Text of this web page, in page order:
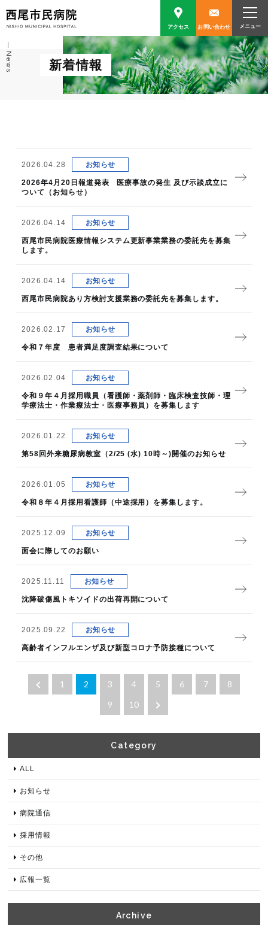
アクセス お問い合わせ
News 新着情報
2026.04.28 お知らせ
2026年4月20日報道発表 医療事故の発生 及び示談成立に
ついて（お知らせ）
2026.04.14 お知らせ
西尾市民病院医療情報システム更新事業業務の委託先を募集
します。
2026.04.14 お知らせ
西尾市民病院あり方検討支援業務の委託先を募集します。
2026.02.17 お知らせ
令和７年度 患者満足度調査結果について
2026.02.04 お知らせ
令和９年４月採用職員（看護師・薬剤師・臨床検査技師・理
学療法士・作業療法士・医療事務員）を募集します
2026.01.22 お知らせ
第58回外来糖尿病教室（2/25 (水) 10時～)開催のお知らせ
2026.01.05 お知らせ
令和８年４月採用看護師（中途採用）を募集します。
2025.12.09 お知らせ
面会に際してのお願い
2025.11.11 お知らせ
沈降破傷風トキソイドの出荷再開について
2025.09.22 お知らせ
高齢者インフルエンザ及び新型コロナ予防接種について
1 2 3 4 5 6 7
8
9
10
Category​
ALL
お知らせ
病院通信
採用情報
その他
広報一覧
Archive​